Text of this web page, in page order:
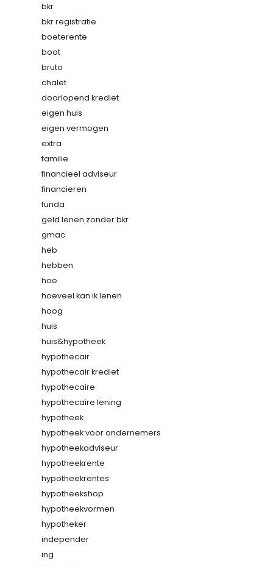
bkr
bkr registratie
boeterente
boot
bruto
chalet
doorlopend krediet
eigen huis
eigen vermogen
extra
familie
financieel adviseur
financieren
funda
geld lenen zonder bkr
gmac
heb
hebben
hoe
hoeveel kan ik lenen
hoog
huis
huis&hypotheek
hypothecair
hypothecair krediet
hypothecaire
hypothecaire lening
hypotheek
hypotheek voor ondernemers
hypotheekadviseur
hypotheekrente
hypotheekrentes
hypotheekshop
hypotheekvormen
hypotheker
independer
ing